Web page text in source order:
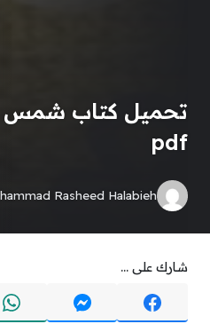
تحميل كتاب شمس
pdf
Rasheed Halabieh
شارك على ...